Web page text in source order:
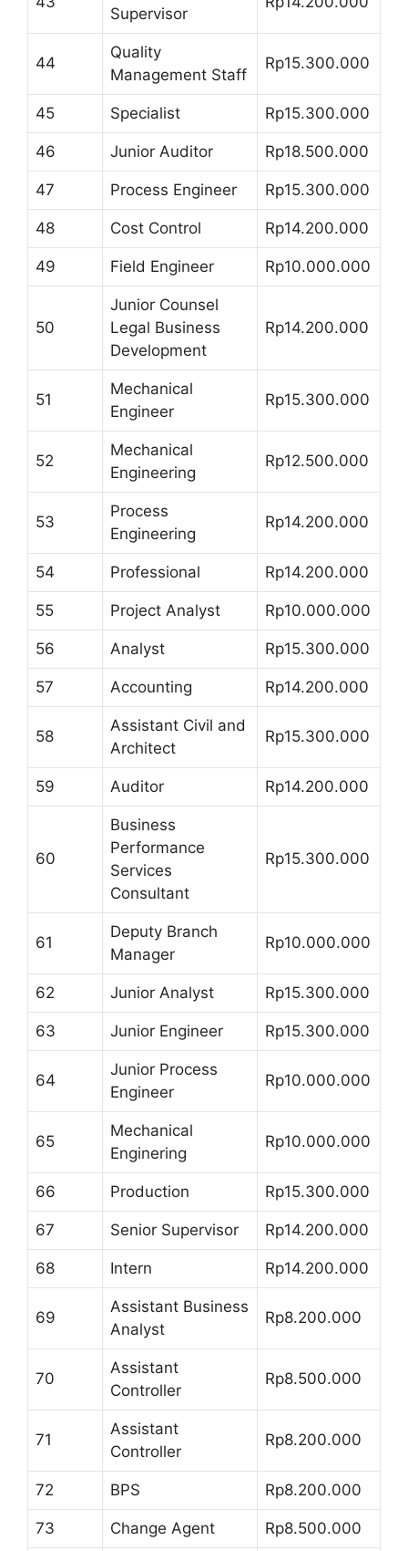
Supervisor
44
Quality
Management Staff
Rp15.300.000
45 Specialist Rp15.300.000
46 Junior Auditor Rp18.500.000
47 Process Engineer Rp15.300.000
48 Cost Control Rp14.200.000
49 Field Engineer Rp10.000.000
50
Junior Counsel
Legal Business
Development
Rp14.200.000
51
Mechanical
Engineer
Rp15.300.000
52
Mechanical
Engineering
Rp12.500.000
53
Process
Engineering
Rp14.200.000
54 Professional Rp14.200.000
55 Project Analyst Rp10.000.000
56 Analyst Rp15.300.000
57 Accounting Rp14.200.000
58
Assistant Civil and
Architect
Rp15.300.000
59 Auditor Rp14.200.000
60
Business
Performance
Services
Consultant
Rp15.300.000
61
Deputy Branch
Manager
Rp10.000.000
62 Junior Analyst Rp15.300.000
63 Junior Engineer Rp15.300.000
64
Junior Process
Engineer
Rp10.000.000
65
Mechanical
Enginering
Rp10.000.000
66 Production Rp15.300.000
67 Senior Supervisor Rp14.200.000
68 Intern Rp14.200.000
69
Assistant Business
Analyst
Rp8.200.000
70
Assistant
Controller
Rp8.500.000
71
Assistant
Controller
Rp8.200.000
72 BPS Rp8.200.000
73 Change Agent Rp8.500.000